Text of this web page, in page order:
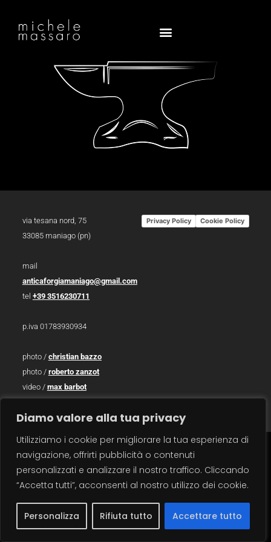
Diamo valore alla tua privacy
Utilizziamo i cookie per migliorare la tua esperienza di
navigazione, offrirti pubblicità o contenuti
personalizzati e analizzare il nostro traffico. Cliccando
“Accetta tutti”, acconsenti al nostro utilizzo dei cookie.
Personalizza Rifiuta tutto Accettare tutto
via tesana nord, 75
33085 maniago (pn)
mail
anticaforgiamaniago@gmail.com
tel +39 3516230711
p.iva 01783930934
photo / christian bazzo
photo / roberto zanzot
video / max barbot
Privacy Policy Cookie Policy
carrello ×